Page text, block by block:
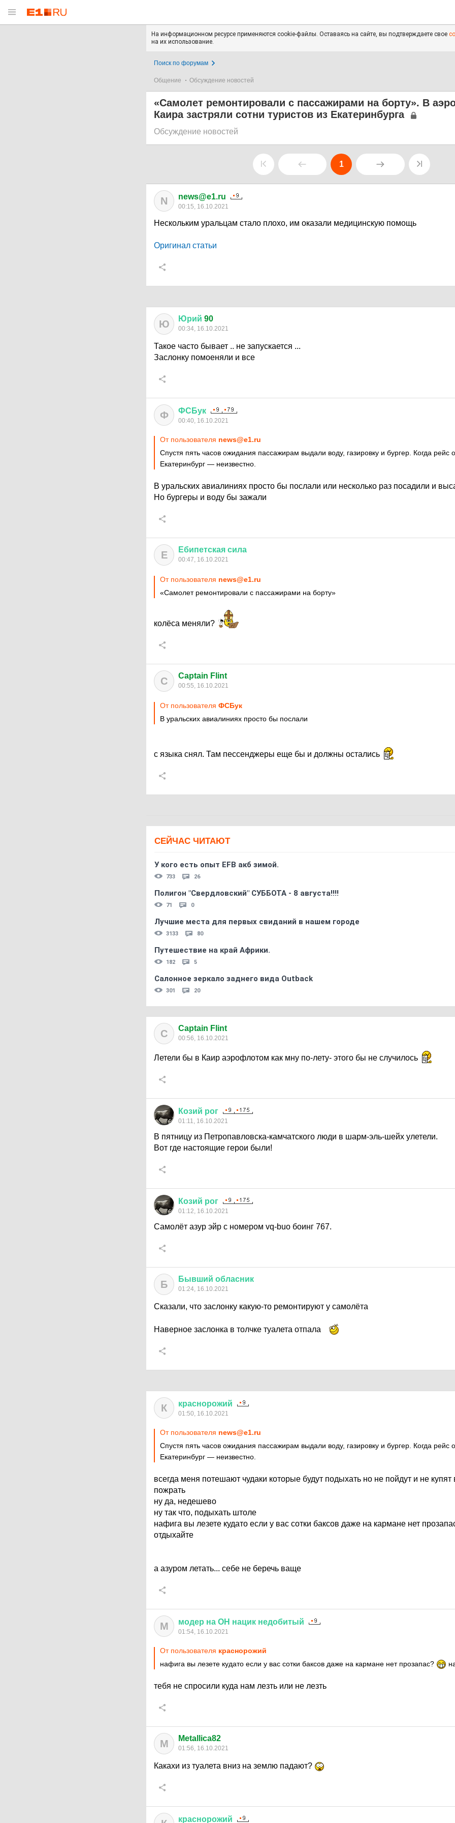
На информационном ресурсе применяются cookie-файлы. Оставаясь на сайте, вы подтверждаете свое
на их использование.
Поиск по форумам
Общение Обсуждение новостей
«Самолет ремонтировали с пассажирами на борту». В
Каира застряли сотни туристов из Екатеринбурга
Обсуждение новостей
1
N news@e1.ru
00:15, 16.10.2021
Нескольким уральцам стало плохо, им оказали медицинскую помощь
Оригинал статьи
Ю Юрий 90
00:34, 16.10.2021
Такое часто бывает .. не запускается ...
Заслонку помоеняли и все
Ф ФСБук
00:40, 16.10.2021
От пользователя news@e1.ru
Спустя пять часов ожидания пассажирам выдали воду, газировку и бургер. Когда рейс
Екатеринбург — неизвестно.
В уральских авиалиниях просто бы послали или несколько раз посадили и
Но бургеры и воду бы зажали
Е Ебипетская сила
00:47, 16.10.2021
От пользователя news@e1.ru
«Самолет ремонтировали с пассажирами на борту»
колёса меняли?
C Captain Flint
00:55, 16.10.2021
От пользователя ФСБук
В уральских авиалиниях просто бы послали
с языка снял. Там пессенджеры еще бы и должны остались
СЕЙЧАС ЧИТАЮТ
У кого есть опыт EFB акб зимой.
733 26
Полигон "Свердловский" СУББОТА - 8 августа!!!!
71 0
Лучшие места для первых свиданий в нашем городе
3133 80
Путешествие на край Африки.
182 5
Салонное зеркало заднего вида Outback
301 20
C Captain Flint
00:56, 16.10.2021
Летели бы в Каир аэрофлотом как мну по-лету- этого бы не случилось
Козий рог
01:11, 16.10.2021
В пятницу из Петропавловска-камчатского люди в шарм-эль-шейх улетели.
Вот где настоящие герои были!
Козий рог
01:12, 16.10.2021
Самолёт азур эйр с номером vq-buo боинг 767.
Б Бывший обласник
01:24, 16.10.2021
Сказали, что заслонку какую-то ремонтируют у самолёта
Наверное заслонка в толчке туалета отпала
К краснорожий
01:50, 16.10.2021
От пользователя news@e1.ru
Спустя пять часов ожидания пассажирам выдали воду, газировку и бургер. Когда рейс
Екатеринбург — неизвестно.
всегда меня потешают чудаки которые будут подыхать но не пойдут и не купят
пожрать
ну да, недешево
ну так что, подыхать штоле
нафига вы лезете кудато если у вас сотки баксов даже на кармане нет
отдыхайте
а азуром летать... себе не беречь ваще
М модер на ОН нацик недобитый
01:54, 16.10.2021
От пользователя краснорожий
нафига вы лезете кудато если у вас сотки баксов даже на кармане нет прозапас?
тебя не спросили куда нам лезть или не лезть
M Metallica82
01:56, 16.10.2021
Какахи из туалета вниз на землю падают?
краснорожий